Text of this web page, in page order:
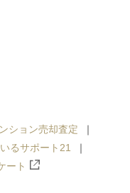
ション売却査定
るサポート21
ート